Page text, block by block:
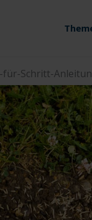
für-Schritt-